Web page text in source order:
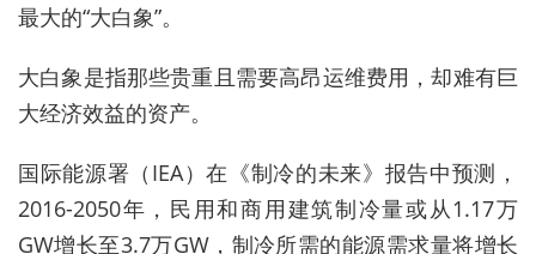
最大的“大白象”。
大白象是指那些贵重且需要高昂运维费用，却难有巨
大经济效益的资产。
国际能源署（IEA）在《制冷的未来》报告中预测，
2016-2050年，民用和商用建筑制冷量或从1.17万
GW增长至3.7万GW，制冷所需的能源需求量将增长